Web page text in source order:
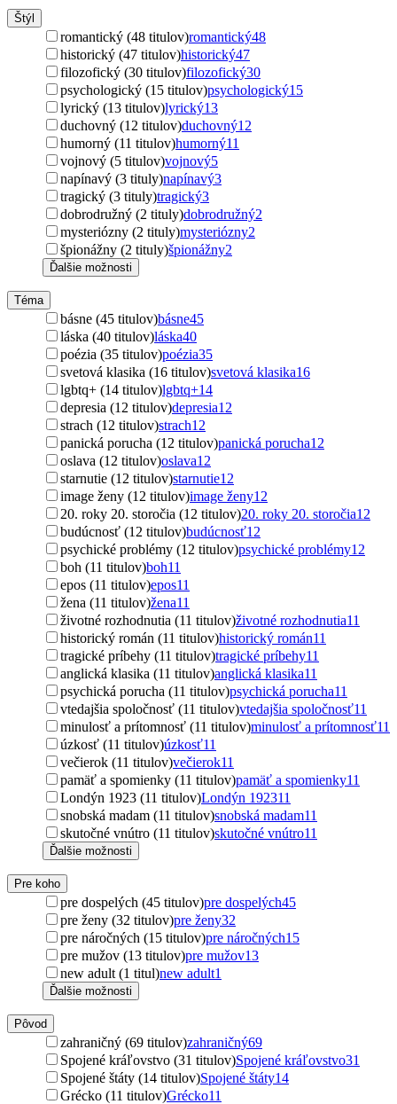
Štýl
romantický (48 titulov)romantický48
historický (47 titulov)historický47
filozofický (30 titulov)filozofický30
psychologický (15 titulov)psychologický15
lyrický (13 titulov)lyrický13
duchovný (12 titulov)duchovný12
humorný (11 titulov)humorný11
vojnový (5 titulov)vojnový5
napínavý (3 tituly)napínavý3
tragický (3 tituly)tragický3
dobrodružný (2 tituly)dobrodružný2
mysteriózny (2 tituly)mysteriózny2
špionážny (2 tituly)špionážny2
Ďalšie možnosti
Téma
básne (45 titulov)básne45
láska (40 titulov)láska40
poézia (35 titulov)poézia35
svetová klasika (16 titulov)svetová klasika16
lgbtq+ (14 titulov)lgbtq+14
depresia (12 titulov)depresia12
strach (12 titulov)strach12
panická porucha (12 titulov)panická porucha12
oslava (12 titulov)oslava12
starnutie (12 titulov)starnutie12
image ženy (12 titulov)image ženy12
20. roky 20. storočia (12 titulov)20. roky 20. storočia12
budúcnosť (12 titulov)budúcnosť12
psychické problémy (12 titulov)psychické problémy12
boh (11 titulov)boh11
epos (11 titulov)epos11
žena (11 titulov)žena11
životné rozhodnutia (11 titulov)životné rozhodnutia11
historický román (11 titulov)historický román11
tragické príbehy (11 titulov)tragické príbehy11
anglická klasika (11 titulov)anglická klasika11
psychická porucha (11 titulov)psychická porucha11
vtedajšia spoločnosť (11 titulov)vtedajšia spoločnosť11
minulosť a prítomnosť (11 titulov)minulosť a prítomnosť11
úzkosť (11 titulov)úzkosť11
večierok (11 titulov)večierok11
pamäť a spomienky (11 titulov)pamäť a spomienky11
Londýn 1923 (11 titulov)Londýn 192311
snobská madam (11 titulov)snobská madam11
skutočné vnútro (11 titulov)skutočné vnútro11
Ďalšie možnosti
Pre koho
pre dospelých (45 titulov)pre dospelých45
pre ženy (32 titulov)pre ženy32
pre náročných (15 titulov)pre náročných15
pre mužov (13 titulov)pre mužov13
new adult (1 titul)new adult1
Ďalšie možnosti
Pôvod
zahraničný (69 titulov)zahraničný69
Spojené kráľovstvo (31 titulov)Spojené kráľovstvo31
Spojené štáty (14 titulov)Spojené štáty14
Grécko (11 titulov)Grécko11